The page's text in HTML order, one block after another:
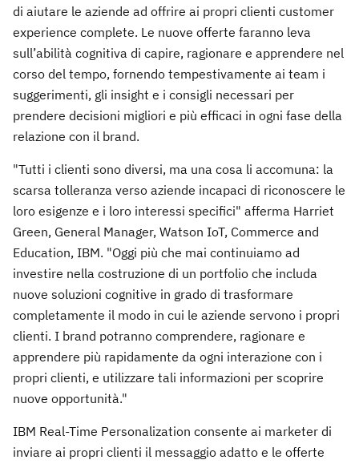
di aiutare le aziende ad offrire ai propri clienti customer
experience complete. Le nuove offerte faranno leva
sull’abilità cognitiva di capire, ragionare e apprendere nel
corso del tempo, fornendo tempestivamente ai team i
suggerimenti, gli insight e i consigli necessari per
prendere decisioni migliori e più efficaci in ogni fase della
relazione con il brand.
"Tutti i clienti sono diversi, ma una cosa li accomuna: la
scarsa tolleranza verso aziende incapaci di riconoscere le
loro esigenze e i loro interessi specifici" afferma Harriet
Green, General Manager, Watson IoT, Commerce and
Education, IBM. "Oggi più che mai continuiamo ad
investire nella costruzione di un portfolio che includa
nuove soluzioni cognitive in grado di trasformare
completamente il modo in cui le aziende servono i propri
clienti. I brand potranno comprendere, ragionare e
apprendere più rapidamente da ogni interazione con i
propri clienti, e utilizzare tali informazioni per scoprire
nuove opportunità."
IBM Real-Time Personalization consente ai marketer di
inviare ai propri clienti il messaggio adatto e le offerte